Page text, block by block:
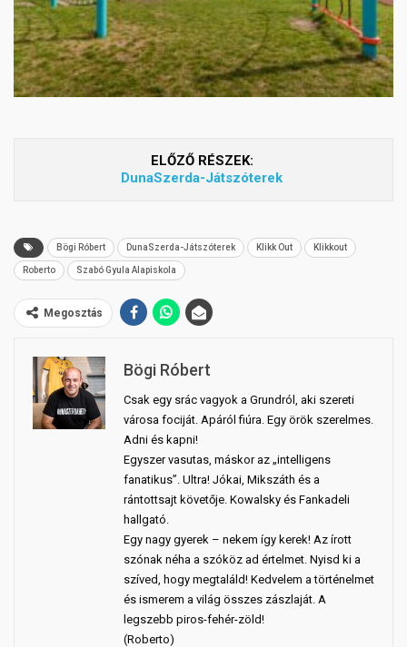
ELŐZŐ RÉSZEK:
DunaSzerda-Játszóterek
Bögi Róbert DunaSzerda-Játszóterek Klikk Out Klikkout
Roberto Szabó Gyula Alapiskola
Megosztás
Bögi Róbert
Csak egy srác vagyok a Grundról, aki szereti
városa fociját. Apáról fiúra. Egy örök szerelmes.
Adni és kapni!
Egyszer vasutas, máskor az „intelligens
fanatikus”. Ultra! Jókai, Mikszáth és a
rántottsajt követője. Kowalsky és Fankadeli
hallgató.
Egy nagy gyerek – nekem így kerek! Az írott
szónak néha a szóköz ad értelmet. Nyisd ki a
szíved, hogy megtaláld! Kedvelem a történelmet
és ismerem a világ összes zászlaját. A
legszebb piros-fehér-zöld!
(Roberto)